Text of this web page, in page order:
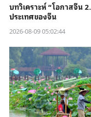
บทวิเคราะห์ “โอกาสจีน
ประเทศของจีน
2026-08-09 05:02:44